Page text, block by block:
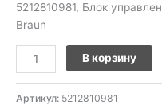
5212810981, Блок
Braun
В корзину
Артикул: 5212810981